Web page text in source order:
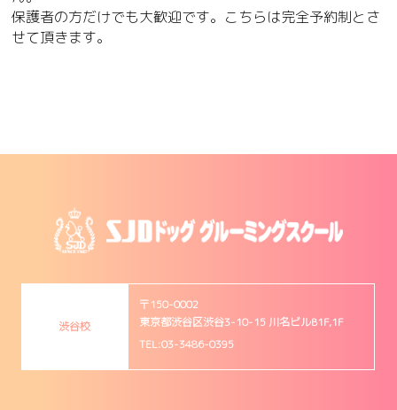
保護者の方だけでも大歓迎です。こちらは完全予約制とさ
せて頂きます。
渋谷校
〒150-0002
東京都渋谷区渋谷3-10-15 川名ビルB1F,1F
TEL:03-3486-0395